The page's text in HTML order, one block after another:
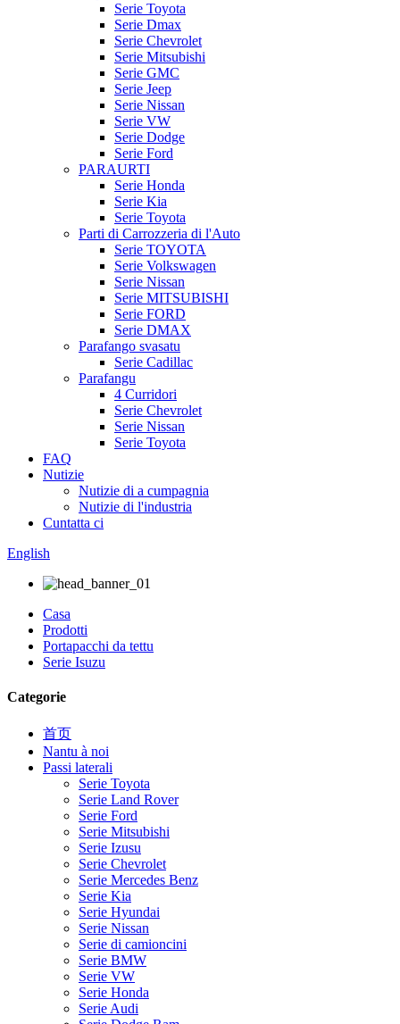
Serie Toyota
Serie Dmax
Serie Chevrolet
Serie Mitsubishi
Serie GMC
Serie Jeep
Serie Nissan
Serie VW
Serie Dodge
Serie Ford
PARAURTI
Serie Honda
Serie Kia
Serie Toyota
Parti di Carrozzeria di l'Auto
Serie TOYOTA
Serie Volkswagen
Serie Nissan
Serie MITSUBISHI
Serie FORD
Serie DMAX
Parafango svasatu
Serie Cadillac
Parafangu
4 Curridori
Serie Chevrolet
Serie Nissan
Serie Toyota
FAQ
Nutizie
Nutizie di a cumpagnia
Nutizie di l'industria
Cuntatta ci
English
Casa
Prodotti
Portapacchi da tettu
Serie Isuzu
Categorie
首页
Nantu à noi
Passi laterali
Serie Toyota
Serie Land Rover
Serie Ford
Serie Mitsubishi
Serie Izusu
Serie Chevrolet
Serie Mercedes Benz
Serie Kia
Serie Hyundai
Serie Nissan
Serie di camioncini
Serie BMW
Serie VW
Serie Honda
Serie Audi